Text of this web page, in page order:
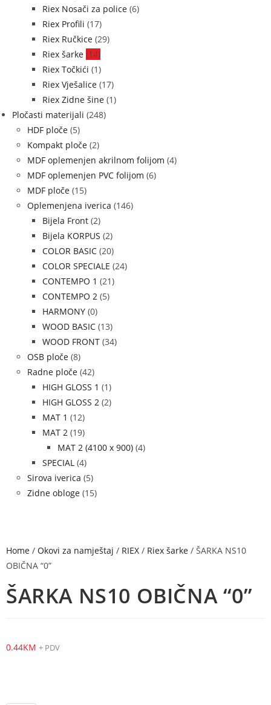
Riex Nosači za police (6)
Riex Profili (17)
Riex Ručkice (29)
Riex šarke (14)
Riex Točkići (1)
Riex Vješalice (17)
Riex Zidne šine (1)
Pločasti materijali (248)
HDF ploče (5)
Kompakt ploče (2)
MDF oplemenjen akrilnom folijom (4)
MDF oplemenjen PVC folijom (6)
MDF ploče (15)
Oplemenjena iverica (146)
Bijela Front (2)
Bijela KORPUS (2)
COLOR BASIC (20)
COLOR SPECIALE (24)
CONTEMPO 1 (21)
CONTEMPO 2 (5)
HARMONY (0)
WOOD BASIC (13)
WOOD FRONT (34)
OSB ploče (8)
Radne ploče (42)
HIGH GLOSS 1 (1)
HIGH GLOSS 2 (2)
MAT 1 (12)
MAT 2 (19)
MAT 2 (4100 x 900) (4)
SPECIAL (4)
Sirova iverica (5)
Zidne obloge (15)
Home / Okovi za namještaj / RIEX / Riex šarke / ŠARKA NS10
OBIČNA “0”
ŠARKA NS10 OBIČNA “0”
0.44KM + PDV